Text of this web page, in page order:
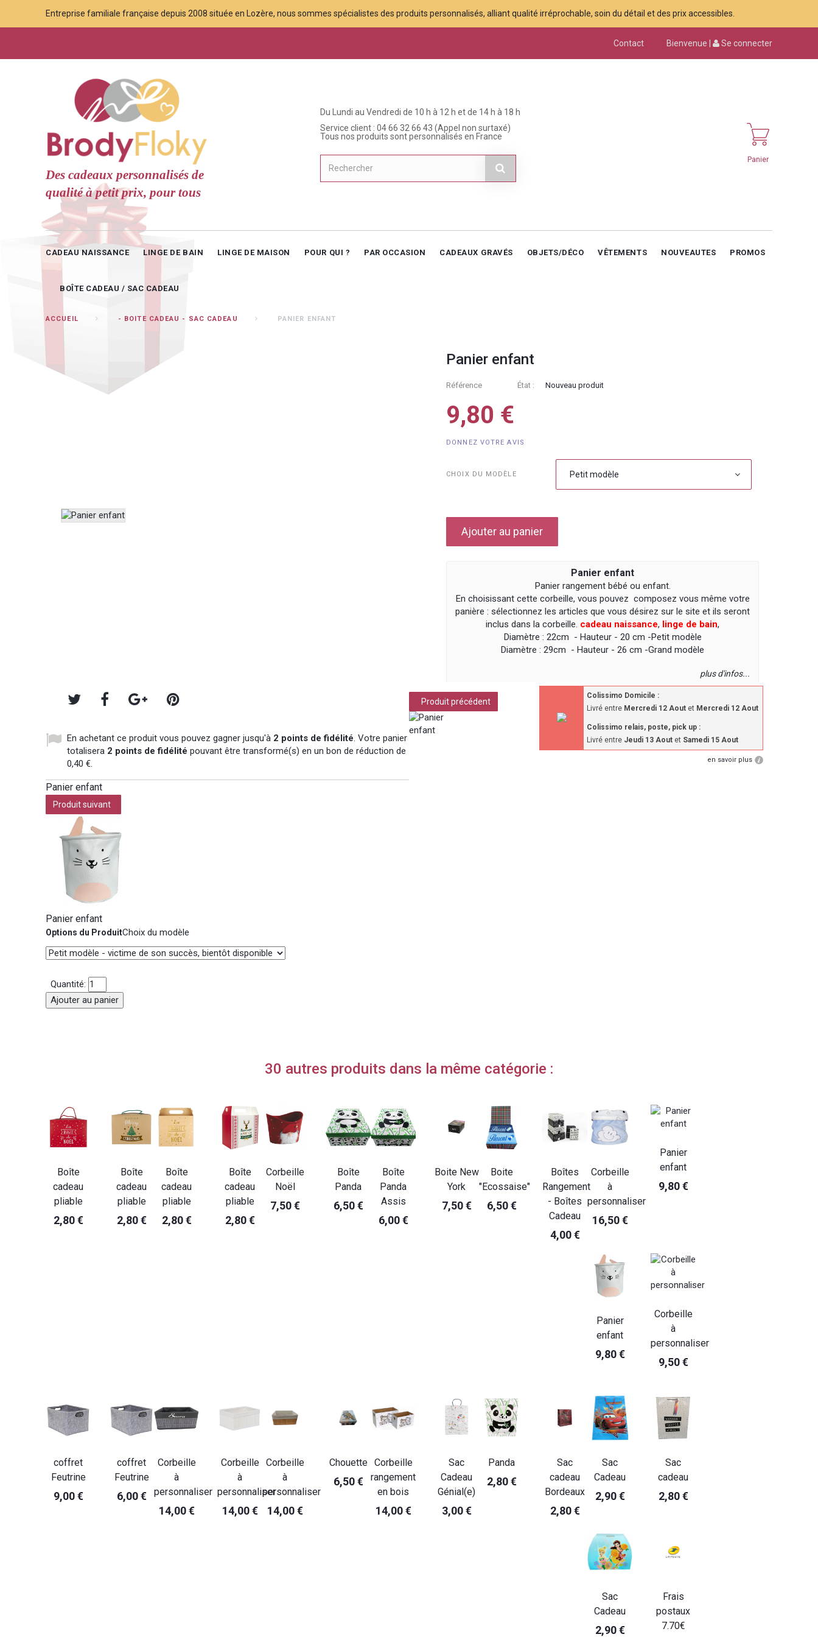
Entreprise familiale française depuis 2008 située en Lozère, nous sommes spécialistes des produits personnalisés, alliant qualité irréprochable, soin du détail et des prix accessibles.
Contact Bienvenue | Se connecter
Des cadeaux personnalisés de
qualité à petit prix, pour tous
Du Lundi au Vendredi de 10 h à 12 h et de 14 h à 18 h
Service client : 04 66 32 66 43 (Appel non surtaxé)
Tous nos produits sont personnalisés en France
Panier
CADEAU NAISSANCE LINGE DE BAIN LINGE DE MAISON POUR QUI ? PAR OCCASION CADEAUX GRAVÉS OBJETS/DÉCO VÊTEMENTS NOUVEAUTES PROMOS
BOÎTE CADEAU / SAC CADEAU
ACCUEIL - BOITE CADEAU - SAC CADEAU PANIER ENFANT
Panier enfant
Référence État : Nouveau produit
9,80 €
DONNEZ VOTRE AVIS
CHOIX DU MODÈLE Petit modèle
Ajouter au panier
Panier enfant
Panier rangement bébé ou enfant.
En choisissant cette corbeille, vous pouvez composez vous même votre
panière : sélectionnez les articles que vous désirez sur le site et ils seront
inclus dans la corbeille. cadeau naissance, linge de bain,
Diamètre : 22cm - Hauteur - 20 cm -Petit modèle
Diamètre : 29cm - Hauteur - 26 cm -Grand modèle
plus d'infos...
Colissimo Domicile :
Livré entre Mercredi 12 Aout et Mercredi 12 Aout
Colissimo relais, poste, pick up :
Livré entre Jeudi 13 Aout et Samedi 15 Aout
en savoir plus
En achetant ce produit vous pouvez gagner jusqu'à 2 points de fidélité. Votre panier
totalisera 2 points de fidélité pouvant être transformé(s) en un bon de réduction de
0,40 €.
Produit précédent
Panier enfant
Produit suivant
Panier enfant
Options du ProduitChoix du modèle
Quantité:
Ajouter au panier
30 autres produits dans la même catégorie :
Boîte
cadeau
pliable
2,80 €
Boîte
cadeau
pliable
2,80 €
Boîte
cadeau
pliable
2,80 €
Boîte
cadeau
pliable
2,80 €
Corbeille
Noël
7,50 €
Boîte
Panda
6,50 €
Boîte
Panda
Assis
6,00 €
Boite New
York
7,50 €
Boite
"Ecossaise"
6,50 €
Boîtes
Rangement
- Boîtes
Cadeau
4,00 €
Corbeille
à
personnaliser
16,50 €
Panier
enfant
9,80 €
Panier
enfant
9,80 €
Corbeille
à
personnaliser
9,50 €
coffret
Feutrine
9,00 €
coffret
Feutrine
6,00 €
Corbeille
à
personnaliser
14,00 €
Corbeille
à
personnaliser
14,00 €
Corbeille
à
personnaliser
14,00 €
Chouette
6,50 €
Corbeille
rangement
en bois
14,00 €
Sac
Cadeau
Génial(e)
3,00 €
Panda
2,80 €
Sac
cadeau
Bordeaux
2,80 €
Sac
Cadeau
2,90 €
Sac
cadeau
2,80 €
Sac
Cadeau
2,90 €
Frais
postaux
7.70€